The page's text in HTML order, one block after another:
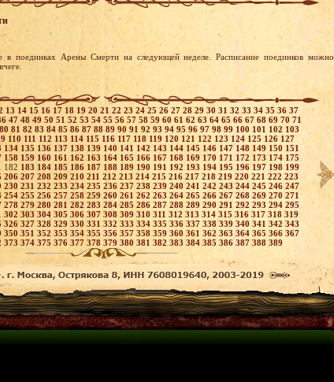
в поединках Арены Смерти на следующей неделе. Расписание поединков можно
13 14 15 16 17 18 19 20 21 22 23 24 25 26 27 28 29 30 31 32 33 34 35 36 37
47 48 49 50 51 52 53 54 55 56 57 58 59 60 61 62 63 64 65 66 67 68 69 70 71
80 81 82 83 84 85 86 87 88 89 90 91 92 93 94 95 96 97 9899 100 101 102 103
110 111 112 113 114 115 116 117 118 119 120 121 122 123 124 125 126 127
134 135 136 137 138 139 140 141 142 143 144 145 146 147 148 149 150 151
158 159 160 161 162 163 164 165 166 167 168 169 170 171 172 173 174 175
182 183 184 185 186 187 188 189 190 191 192 193 194 195 196 197 198 199
206 207 208 209 210 211 212 213 214 215 216 217 218 219 220 221 222 223
230 231 232 233 234 235 236 237 238 239 240 241 242 243 244 245 246 247
254 255 256 257 258 259 260 261 262 263 264 265 266 267 268 269 270 271
278 279 280 281 282 283 284285 286 287 288 289 290 291 292 293 294 295
302 303 304 305 306 307 308 309 310 311 312 313 314 315 316 317 318 319
326 327 328 329 330 331 332 333 334 335 336 337 338339 340 341 342 343
350 351 352 353 354 355 356 357 358 359 360 361 362 363 364 365 366 367
373 374 375 376 377 378 379 380 381 382 383 384 385 386 387 388 389